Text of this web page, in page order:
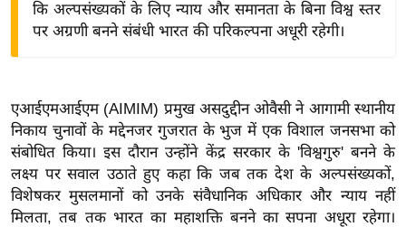
द्यो
त
वि
शे
ष
ज्ञ
कि अल्पसंख्यकों के लिए न्याय और समानता के बिना विश्व स्तर
पर अग्रणी बनने संबंधी भारत की परिकल्पना अधूरी रहेगी।
एआईएमआईएम (AIMIM) प्रमुख असदुद्दीन ओवैसी ने आगामी स्थानीय
निकाय चुनावों के मद्देनजर गुजरात के भुज में एक विशाल जनसभा को
संबोधित किया। इस दौरान उन्होंने केंद्र सरकार के 'विश्वगुरु' बनने के
लक्ष्य पर सवाल उठाते हुए कहा कि जब तक देश के अल्पसंख्यकों,
विशेषकर मुसलमानों को उनके संवैधानिक अधिकार और न्याय नहीं
मिलता, तब तक भारत का महाशक्ति बनने का सपना अधूरा रहेगा।